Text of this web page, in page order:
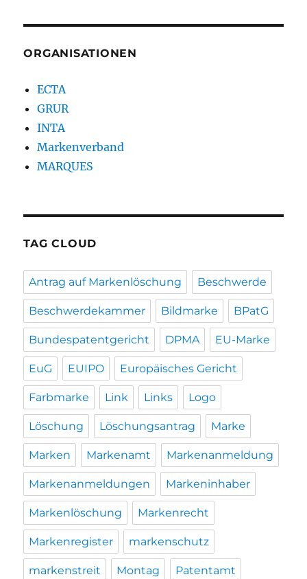
ORGANISATIONEN
ECTA
GRUR
INTA
Markenverband
MARQUES
TAG CLOUD
Antrag auf Markenlöschung Beschwerde
Beschwerdekammer Bildmarke BPatG
Bundespatentgericht DPMA EU-Marke
EuG EUIPO Europäisches Gericht
Farbmarke Link Links Logo
Löschung Löschungsantrag Marke
Marken Markenamt Markenanmeldung
Markenanmeldungen Markeninhaber
Markenlöschung Markenrecht
Markenregister markenschutz
markenstreit Montag Patentamt